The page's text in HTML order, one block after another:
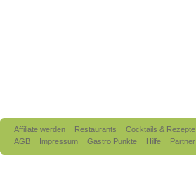
Affiliate werden Restaurants
Cocktails & Rezepte
AGB
Impressum Gastro Punkte Hilfe Partner